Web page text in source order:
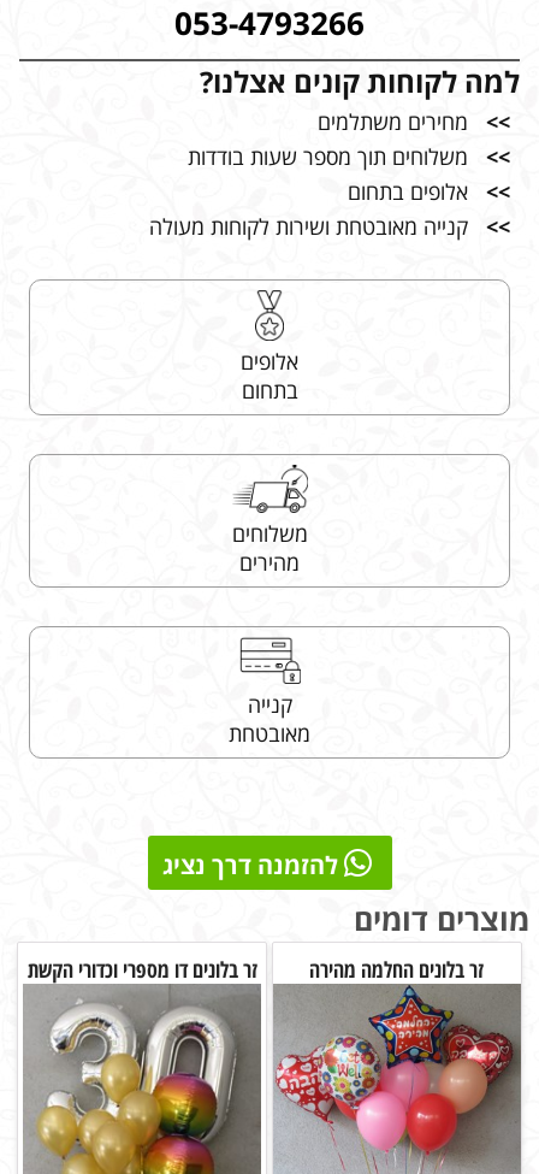
053-4793266
למה לקוחות קונים אצלנו?
>>
מחירים משתלמים
>>
משלוחים תוך מספר שעות בודדות
>>
אלופים בתחום
>>
קנייה מאובטחת ושירות לקוחות מעולה
אלופים
בתחום
משלוחים
מהירים
קנייה
מאובטחת
להזמנה דרך נציג
מוצרים דומים
זר בלונים החלמה מהירה זר בלונים דו מספרי וכדורי הקשת